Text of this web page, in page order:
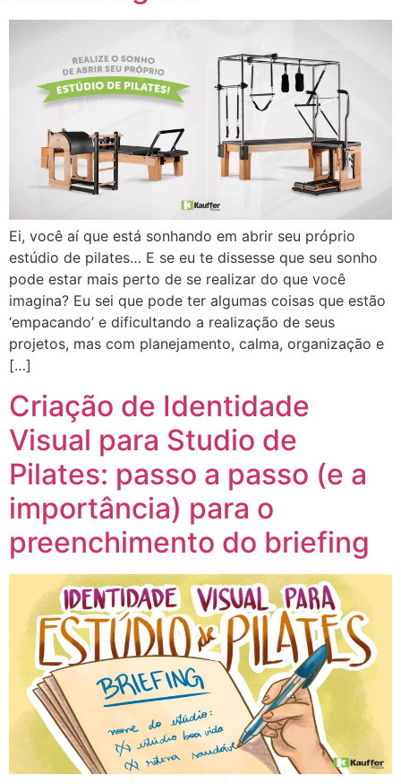
Ei, você aí que está sonhando em abrir seu próprio
estúdio de pilates… E se eu te dissesse que seu sonho
pode estar mais perto de se realizar do que você
imagina? Eu sei que pode ter algumas coisas que estão
‘empacando’ e dificultando a realização de seus
projetos, mas com planejamento, calma, organização e
[…]
Criação de Identidade
Visual para Studio de
Pilates: passo a passo (e a
importância) para o
preenchimento do briefing